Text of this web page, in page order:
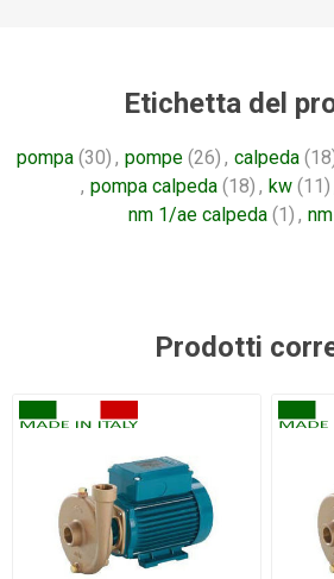
Etichetta del
pompa (30) , pompe (26) , calpeda
, pompa calpeda (18) , kw (11)
nm 1/ae calpeda (1) ,
Prodotti